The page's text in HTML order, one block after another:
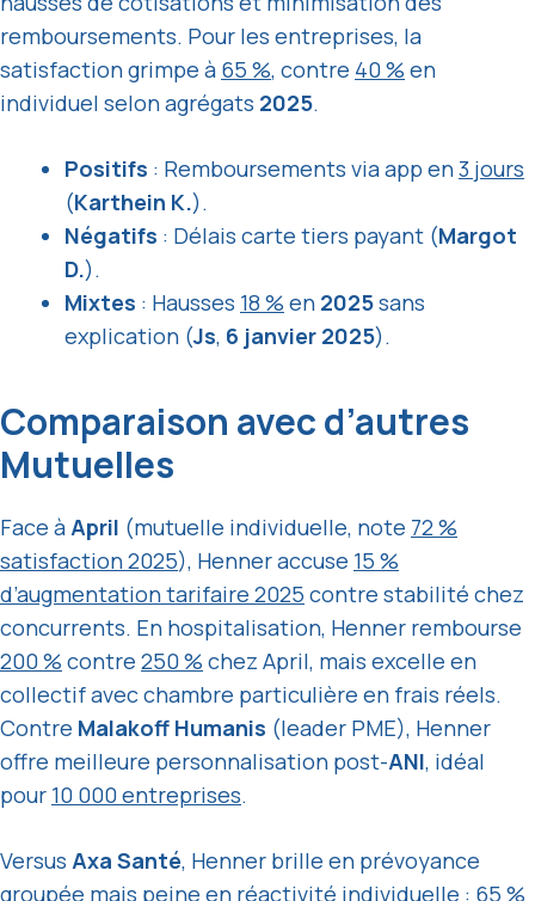
remboursements. Pour les entreprises, la
satisfaction grimpe à 65 %, contre 40 % en
individuel selon agrégats 2025.
Positifs : Remboursements via app en3 jours
(Karthein K.).
Négatifs : Délais carte tiers payant (Margot
D.).
Mixtes : Hausses 18 % en 2025sans
explication (Js, 6 janvier 2025).
Comparaison avec d’autres
Mutuelles
Face à April (mutuelle individuelle, note 72 %
satisfaction 2025), Henner accuse 15 %
d’augmentation tarifaire 2025 contre stabilité chez
concurrents. En hospitalisation, Henner rembourse
200 % contre 250 % chez April, mais excelle en
collectif avec chambre particulière en frais réels.
Contre Malakoff Humanis (leader PME), Henner
offre meilleure personnalisation post-ANI, idéal
pour 10 000 entreprises.
Versus Axa Santé, Henner brille en prévoyance
groupée mais peine en réactivité individuelle : 65 %